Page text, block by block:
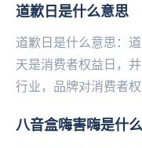
道歉日是什么意思
道歉日是什么意思：
天是消费者权益日，
行业，品牌对消费者
八音盒嗨害嗨是什